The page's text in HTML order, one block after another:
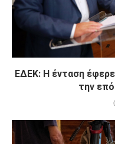
ΕΔΕΚ: Η ένταση
την